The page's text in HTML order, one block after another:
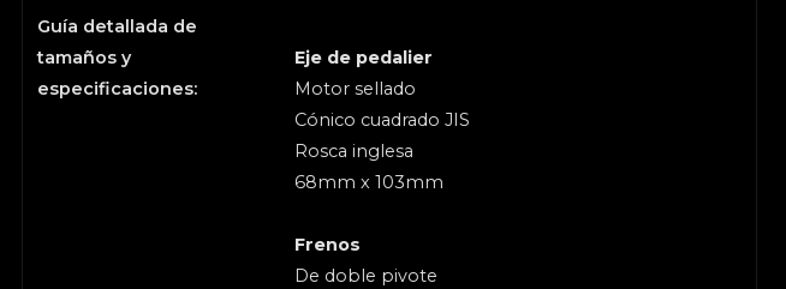
Guía detallada de
tamaños y
especificaciones:
Eje de pedalier
Motor sellado
Cónico cuadrado JIS
Rosca inglesa
68mm x 103mm
Frenos
De doble pivote